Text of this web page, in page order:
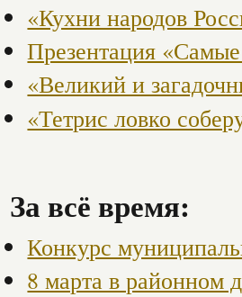
«Кухни народов
Презентация
«Великий и
«Тетрис ловко
За всё время:
Конкурс
8 марта в районном